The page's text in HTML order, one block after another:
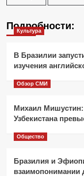
Подробности:
Культура
В Бразилии
изучения
Обзор СМИ
Михаил Мишустин:
Узбекистана
Общество
Бразилия и
взаимопонимании